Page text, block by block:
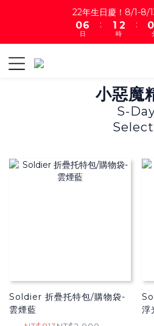
22年生日慶！8/1-8/
1
0
7
6
5
日
:
2
1
0
3
2
1
時
:
1
0
小惡魔
S-
Soldier 折疊托特包/購物袋​-
雲煙藍
浮